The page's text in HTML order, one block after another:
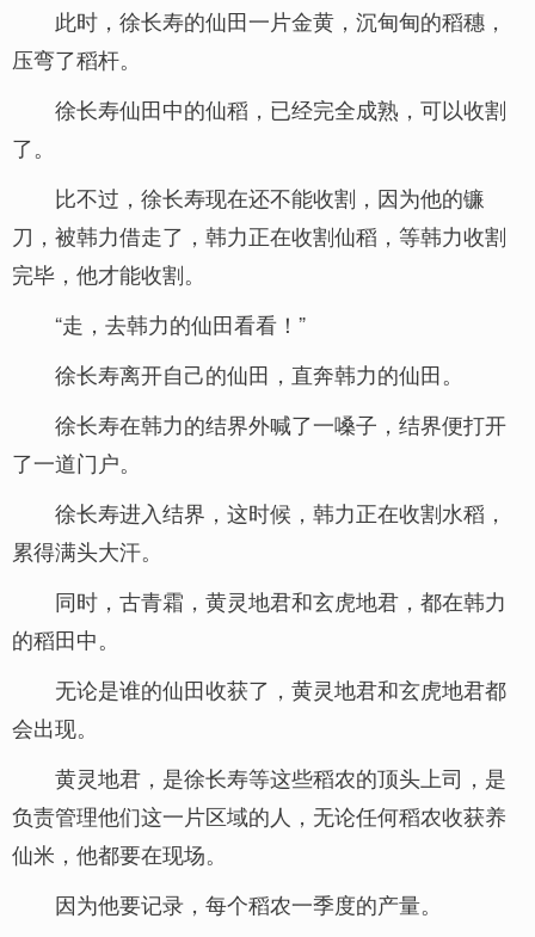
此时，徐长寿的仙田一片金黄，沉甸甸的稻穗，
压弯了稻杆。
徐长寿仙田中的仙稻，已经完全成熟，可以收割
了。
比不过，徐长寿现在还不能收割，因为他的镰
刀，被韩力借走了，韩力正在收割仙稻，等韩力收割
完毕，他才能收割。
“走，去韩力的仙田看看！”
徐长寿离开自己的仙田，直奔韩力的仙田。
徐长寿在韩力的结界外喊了一嗓子，结界便打开
了一道门户。
徐长寿进入结界，这时候，韩力正在收割水稻，
累得满头大汗。
同时，古青霜，黄灵地君和玄虎地君，都在韩力
的稻田中。
无论是谁的仙田收获了，黄灵地君和玄虎地君都
会出现。
黄灵地君，是徐长寿等这些稻农的顶头上司，是
负责管理他们这一片区域的人，无论任何稻农收获养
仙米，他都要在现场。
因为他要记录，每个稻农一季度的产量。